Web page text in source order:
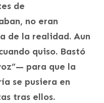
de
no eran
de la realidad. Aun
quiso. Bastó
para que la
se pusiera en
tras ellos.